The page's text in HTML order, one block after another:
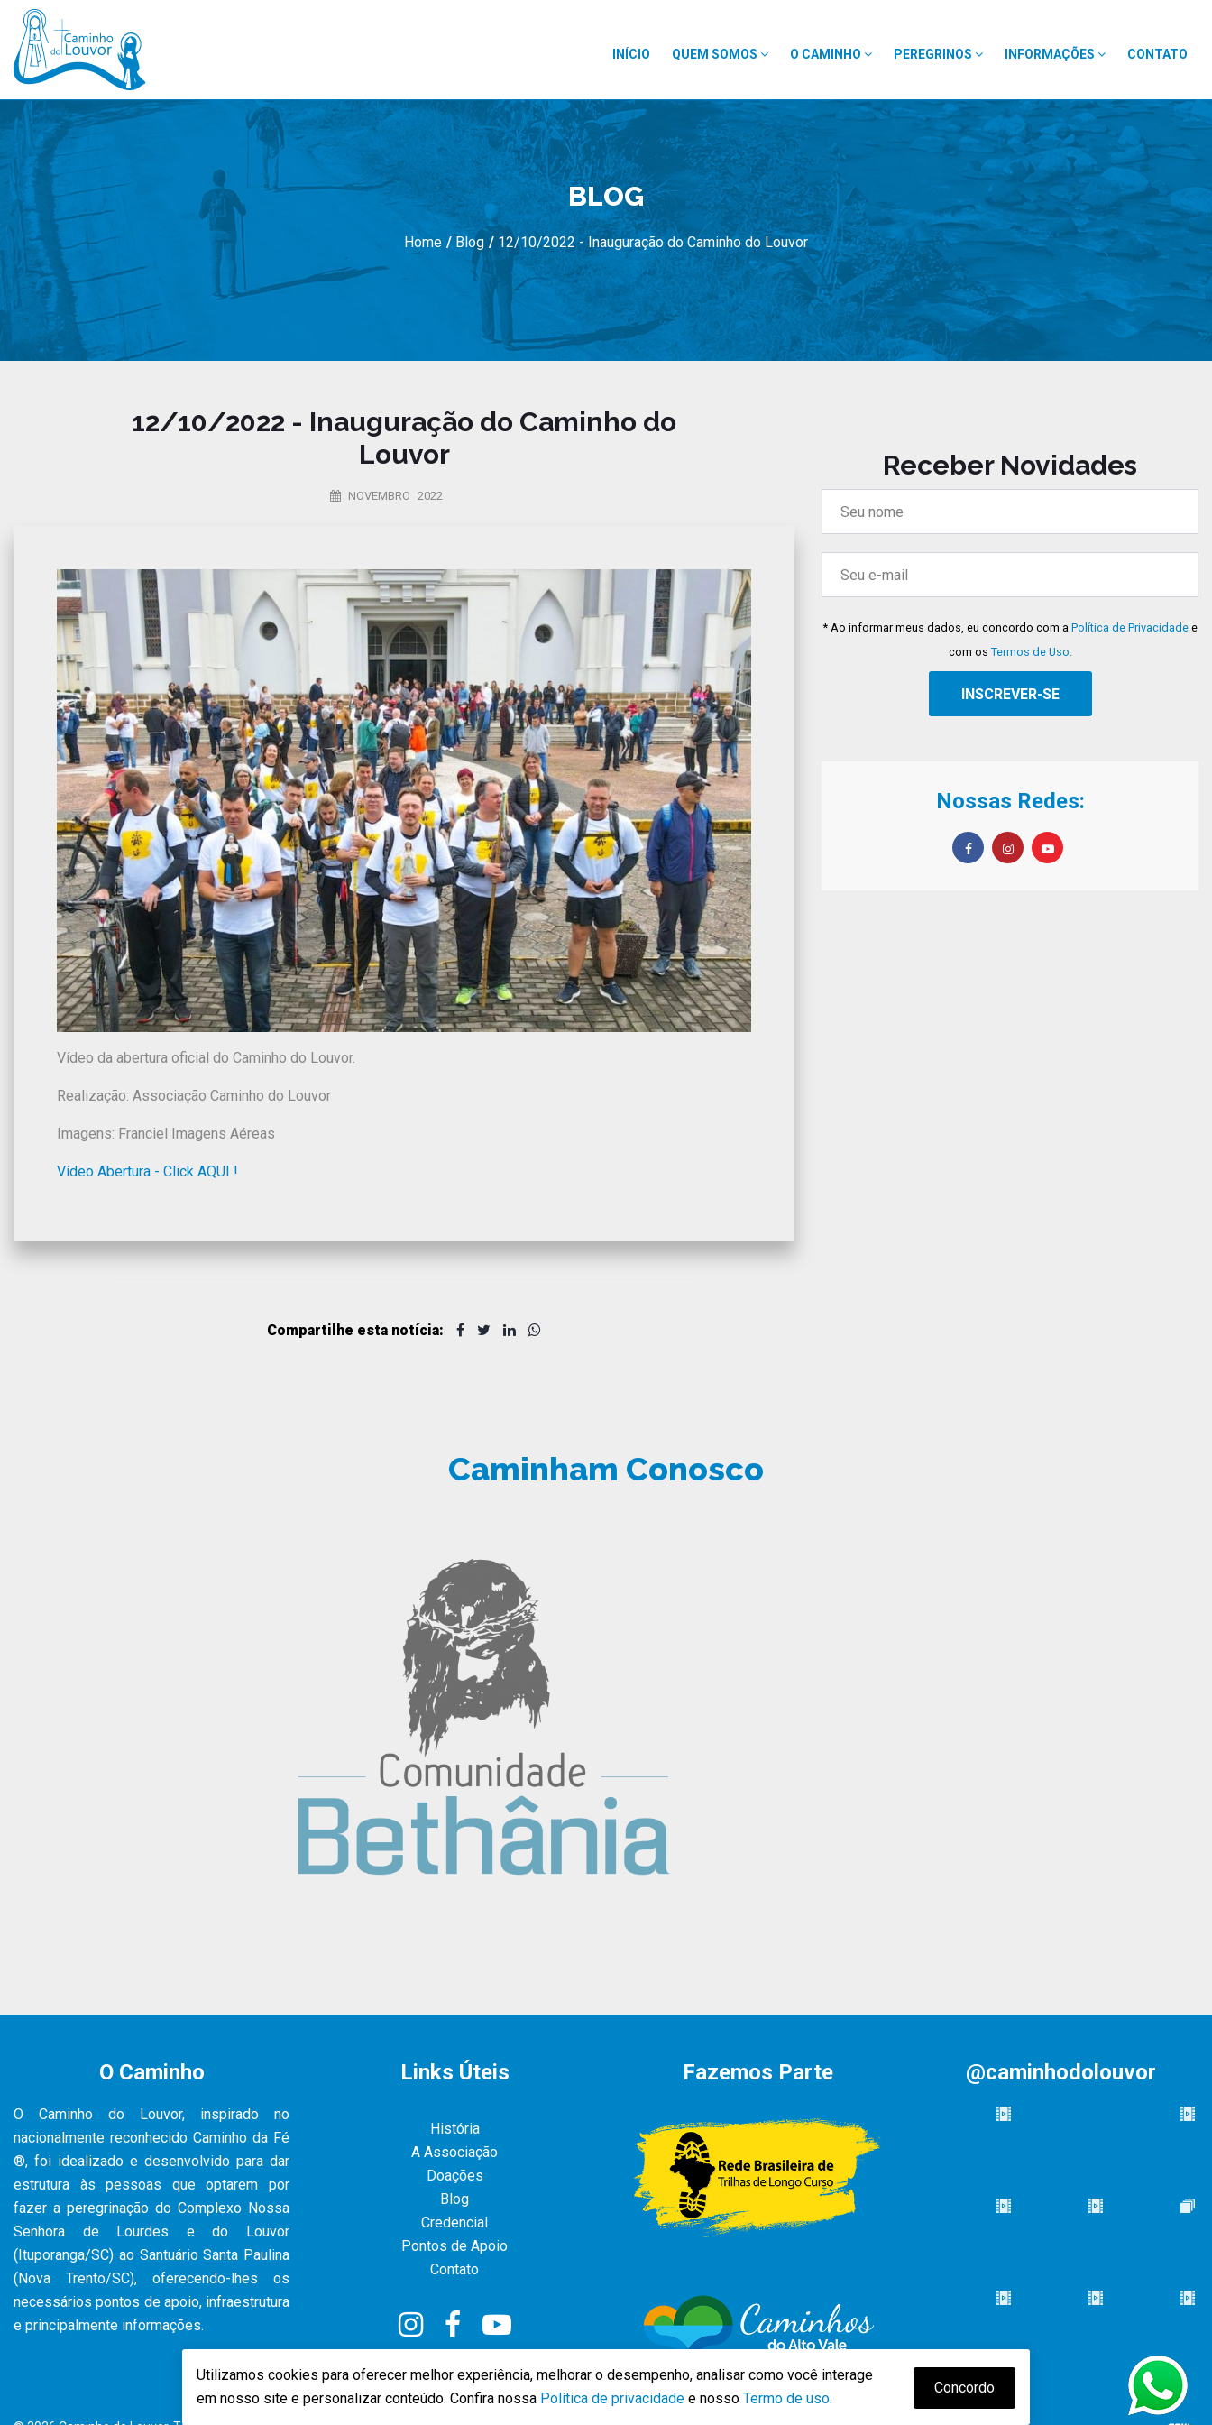
INÍCIO QUEM SOMOS O CAMINHO PEREGRINOS INFORMAÇÕES CONTATO
BLOG
Home / Blog / 12/10/2022 - Inauguração do Caminho do Louvor
12/10/2022 - Inauguração do Caminho do
Louvor
NOVEMBRO 2022
Vídeo da abertura oficial do Caminho do Louvor.
Realização: Associação Caminho do Louvor
Imagens: Franciel Imagens Aéreas
Vídeo Abertura - Click AQUI !
Compartilhe esta notícia:
Receber Novidades
* Ao informar meus dados, eu concordo com a Política de Privacidadee
com os Termos de Uso.
Nossas Redes:
Utilizamos cookies para oferecer melhor experiência, melhorar o desempenho, analisar como você interage
em nosso site e personalizar conteúdo. Confira nossa Política de privacidadee nosso Termo de uso.
Concordo
Caminham Conosco
O Caminho
O Caminho do Louvor, inspirado no
nacionalmente reconhecido Caminho da Fé
®, foi idealizado e desenvolvido para dar
estrutura às pessoas que optarem por
fazer a peregrinação do Complexo Nossa
Senhora de Lourdes e do Louvor
(Ituporanga/SC) ao Santuário Santa Paulina
(Nova Trento/SC), oferecendo-lhes os
necessários pontos de apoio, infraestrutura
e principalmente informações.
Links Úteis
História
A Associação
Doações
Blog
Credencial
Pontos de Apoio
Contato
Fazemos Parte @caminhodolouvor